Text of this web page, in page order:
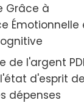
Grâce à
Émotionnelle
de l'argent
d'esprit
dépenses